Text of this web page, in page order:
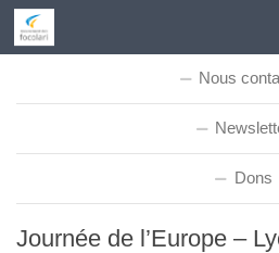
Skip to content
Nous
Dons
Journée de l’Europe –